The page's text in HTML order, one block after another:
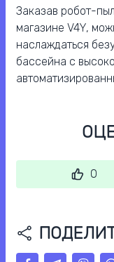
Заказав робот-
магазине V4Y,
наслаждаться
бассейна с
0